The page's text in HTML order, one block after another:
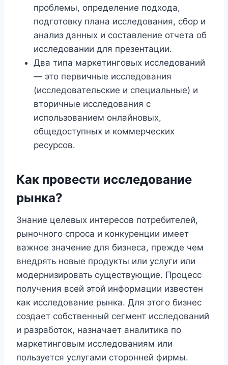
проблемы, определение подхода,
подготовку плана исследования, сбор и
анализ данных и составление отчета об
исследовании для презентации.
Два типа маркетинговых исследований
— это первичные исследования
(исследовательские и специальные) и
вторичные исследования с
использованием онлайновых,
общедоступных и коммерческих
ресурсов.
Как провести исследование
рынка?
Знание целевых интересов потребителей,
рыночного спроса и конкуренции имеет
важное значение для бизнеса, прежде чем
внедрять новые продукты или услуги или
модернизировать существующие. Процесс
получения всей этой информации известен
как исследование рынка. Для этого бизнес
создает собственный сегмент исследований
и разработок, назначает аналитика по
маркетинговым исследованиям или
пользуется услугами сторонней фирмы.